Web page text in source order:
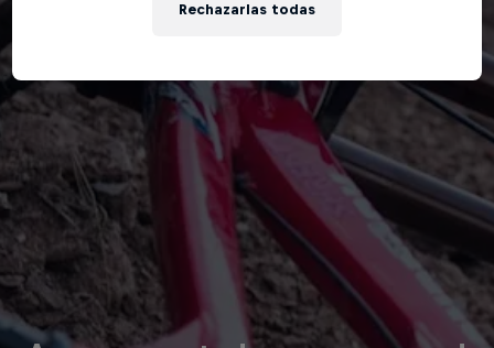
Rechazarlas todas